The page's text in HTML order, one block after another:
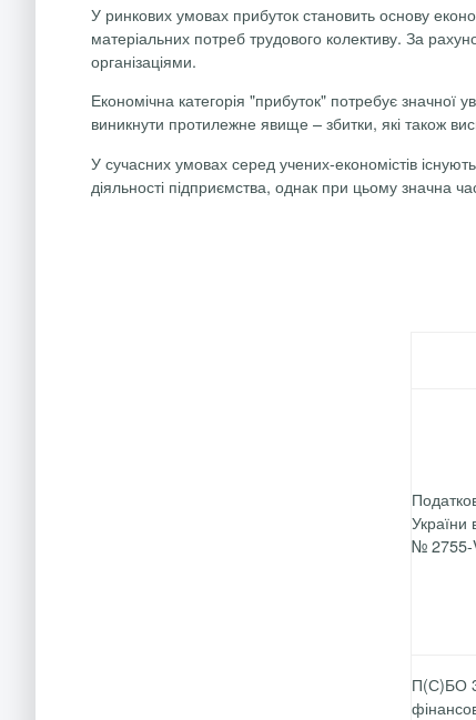
У ринкових умовах прибуток становить основу
матеріальних потреб трудового колективу. За
організаціями.
Економічна категорія "прибуток" потребує значної
виникнути протилежне явище – збитки, які також
У сучасних умовах серед учених-економістів
діяльності підприємства, однак при цьому значна
України
№ 2755-
П(С)БО